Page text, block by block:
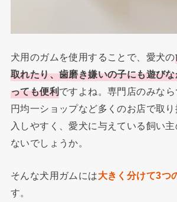
犬用のガムを使用することで、愛犬の
取れたり、歯磨き嫌いの子にも遊び
っても便利 ですよね。専門店のみな
円均一ショップなど多くのお店で取
入しやすく、愛犬に与えている飼い
ないでしょうか。
そんな犬用ガムには大きく分けて3つ
す。